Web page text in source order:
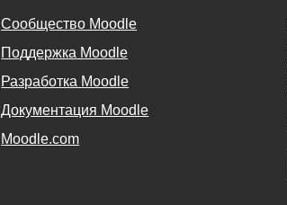
Сообщество Moodle
Поддержка Moodle
Разработка Moodle
Документация Moodle
Moodle.com